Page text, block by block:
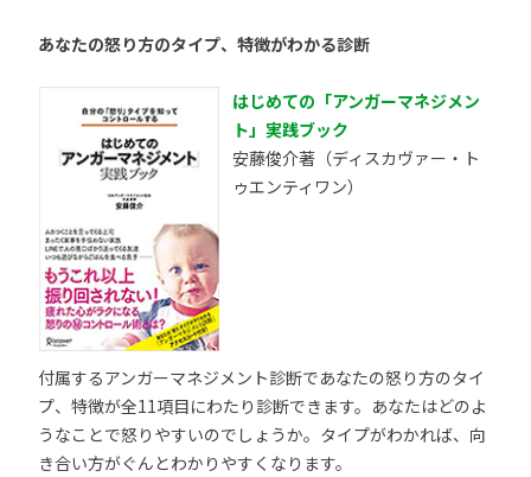
あなたの怒り方のタイプ、特徴がわかる診断
はじめての「アンガーマネジメン
ト」実践ブック
安藤俊介著（ディスカヴァー・ト
ゥエンティワン）
付属するアンガーマネジメント診断であなたの怒り方のタイ
プ、特徴が全11項目にわたり診断できます。あなたはどのよ
うなことで怒りやすいのでしょうか。タイプがわかれば、向
き合い方がぐんとわかりやすくなります。